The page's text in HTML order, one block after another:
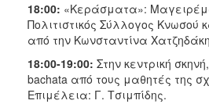
18:00: «Κεράσματα»:
Πολιτιστικός Σύλλογος Κνωσού
από την Κωνσταντίνα
18:00-19:00: Στην κεντρική
bachata από τους μαθητές της
Eπιμέλεια: Γ. Τσιμπίδης.